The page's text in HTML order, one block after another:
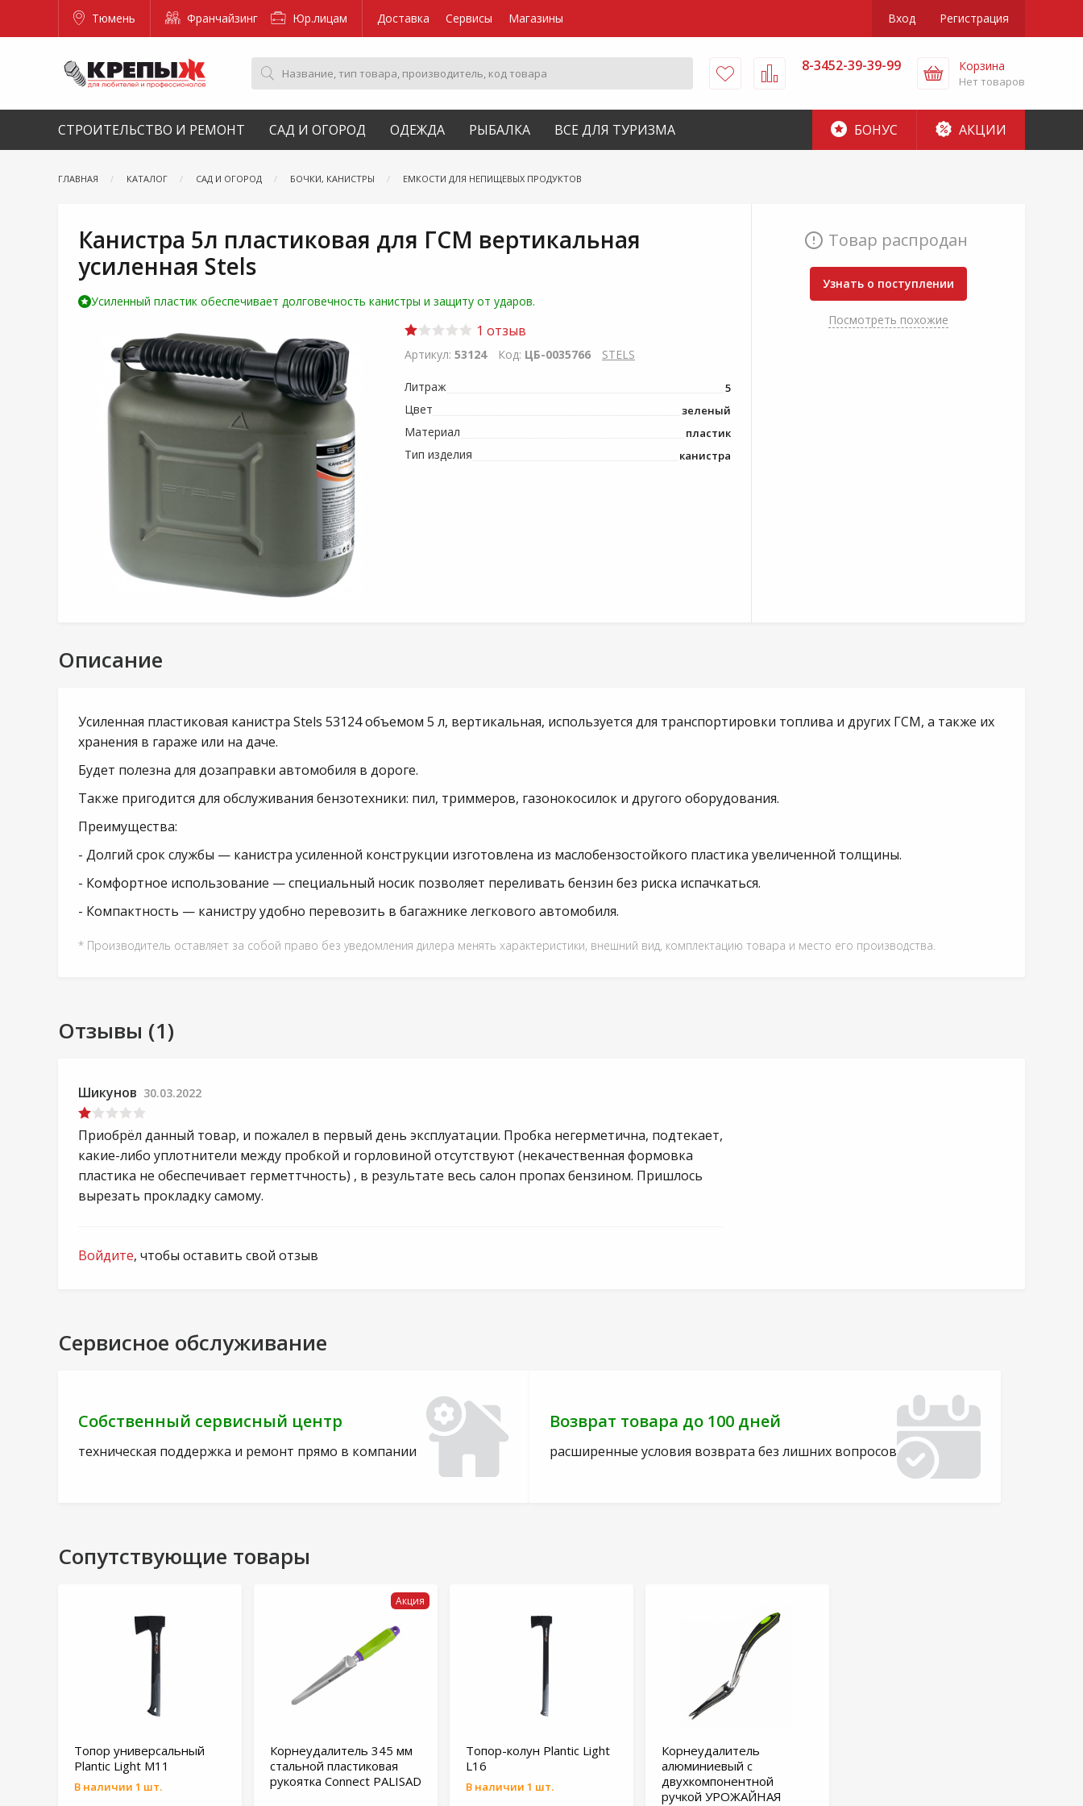
Тюмень Франчайзинг Юр.лицам Доставка Сервисы Магазины Вход Регистрация
8-3452-39-39-99 Корзина
Нет товаров
СТРОИТЕЛЬСТВО И РЕМОНТ САД И ОГОРОД ОДЕЖДА РЫБАЛКА ВСЕ ДЛЯ ТУРИЗМА БОНУС АКЦИИ
ГЛАВНАЯ КАТАЛОГ САД И ОГОРОД БОЧКИ, КАНИСТРЫ ЕМКОСТИ ДЛЯ НЕПИЩЕВЫХ ПРОДУКТОВ
Канистра 5л пластиковая для ГСМ вертикальная
усиленная Stels
Усиленный пластик обеспечивает долговечность канистры и защиту от ударов.
1 отзыв
Артикул: 53124 Код: ЦБ-0035766 STELS
Литраж 5
Цвет зеленый
Материал пластик
Тип изделия канистра
Товар распродан
Узнать о поступлении
Посмотреть похожие
Описание
Усиленная пластиковая канистра Stels 53124 объемом 5 л, вертикальная, используется для транспортировки топлива и других ГСМ, а также их
хранения в гараже или на даче.
Будет полезна для дозаправки автомобиля в дороге.
Также пригодится для обслуживания бензотехники: пил, триммеров, газонокосилок и другого оборудования.
Преимущества:
- Долгий срок службы — канистра усиленной конструкции изготовлена из маслобензостойкого пластика увеличенной толщины.
- Комфортное использование — специальный носик позволяет переливать бензин без риска испачкаться.
- Компактность — канистру удобно перевозить в багажнике легкового автомобиля.
* Производитель оставляет за собой право без уведомления дилера менять характеристики, внешний вид, комплектацию товара и место его производства.
Отзывы (1)
Шикунов 30.03.2022
Приобрёл данный товар, и пожалел в первый день эксплуатации. Пробка негерметична, подтекает,
какие-либо уплотнители между пробкой и горловиной отсутствуют (некачественная формовка
пластика не обеспечивает герметтчность) , в результате весь салон пропах бензином. Пришлось
вырезать прокладку самому.
Войдите, чтобы оставить свой отзыв
Сервисное обслуживание
Собственный сервисный центр
техническая поддержка и ремонт прямо в компании
Возврат товара до 100 дней
расширенные условия возврата без лишних вопросов
Сопутствующие товары
Топор универсальный
Plantic Light M11
В наличии 1 шт.
Акция
Корнеудалитель 345 мм
стальной пластиковая
рукоятка Connect PALISAD
Топор-колун Plantic Light
L16
В наличии 1 шт.
Корнеудалитель
алюминиевый с
двухкомпонентной
ручкой УРОЖАЙНАЯ